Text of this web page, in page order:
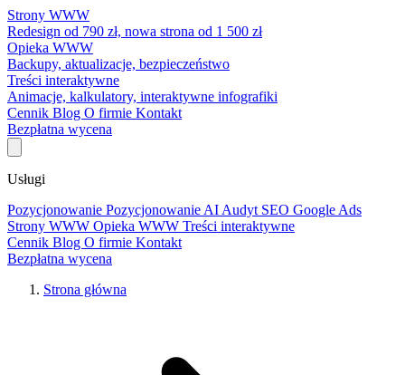
Strony WWW
Redesign od 790 zł, nowa strona od 1 500 zł
Opieka WWW
Backupy, aktualizacje, bezpieczeństwo
Treści interaktywne
Animacje, kalkulatory, interaktywne infografiki
Cennik Blog O firmie Kontakt
Bezpłatna wycena
Usługi
Pozycjonowanie Pozycjonowanie AI Audyt SEO Google Ads
Strony WWW Opieka WWW Treści interaktywne
Cennik Blog O firmie Kontakt
Bezpłatna wycena
Strona główna